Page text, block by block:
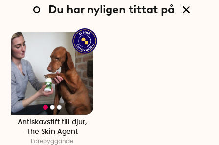
Du har nyligen tittat på
Antiskavstift till djur,
The Skin Agent
Förebyggande